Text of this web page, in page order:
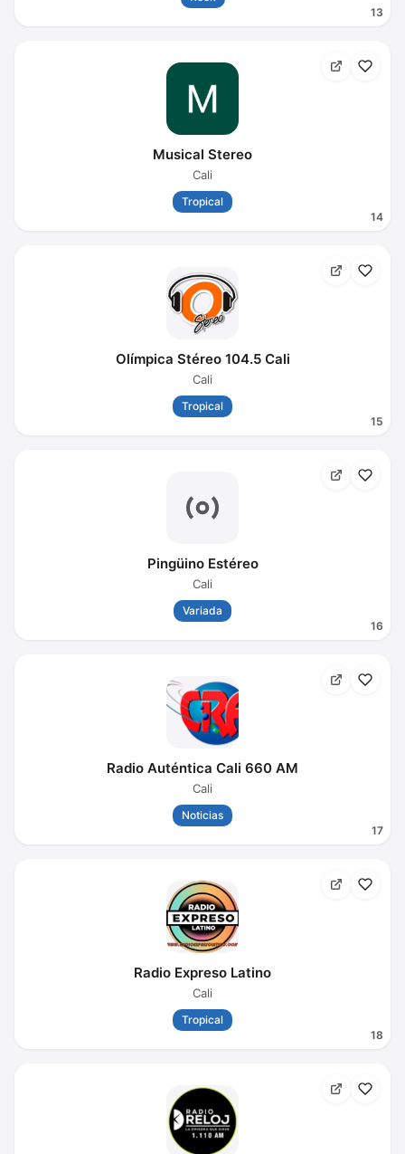
13
14
Musical Stereo
Cali
Tropical
15
Olímpica Stéreo 104.5 Cali
Cali
Tropical
16
Pingüino Estéreo
Cali
Variada
17
Radio Auténtica Cali 660 AM
Cali
Noticias
18
Radio Expreso Latino
Cali
Tropical